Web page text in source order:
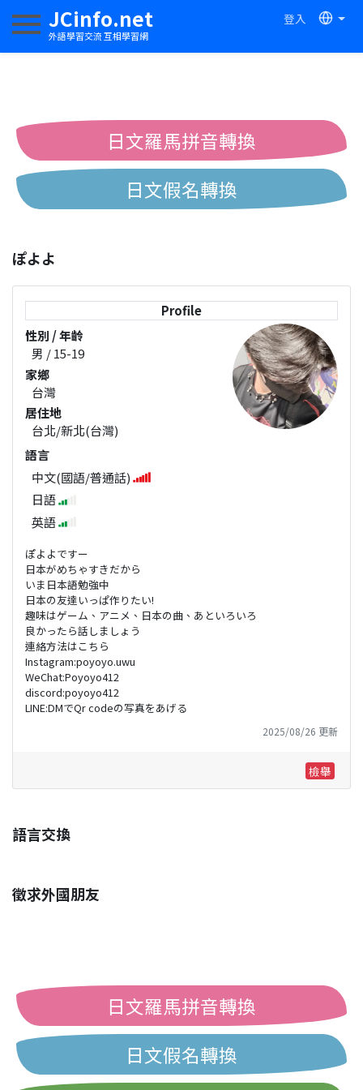
JCinfo.net
外語學習交流 互相學習網
登入
切換導航
日文羅馬拼音轉換
日文假名轉換
中日漢字互換
ぽよよ
Profile
性別 / 年齡
男 / 15-19
家鄉
台灣
居住地
台北/新北(台灣)
語言
中文(國語/普通話)
日語
英語
ぽよよですー
日本がめちゃすきだから
いま日本語勉強中
日本の友達いっぱ作りたい!
趣味はゲーム、アニメ、日本の曲、あといろいろ
良かったら話しましょう
連絡方法はこちら
Instagram:poyoyo.uwu
WeChat:Poyoyo412
discord:poyoyo412
LINE:DMでQr codeの写真をあげる
2025/08/26 更新
檢舉
語言交換
徵求外國朋友
日文羅馬拼音轉換
日文假名轉換